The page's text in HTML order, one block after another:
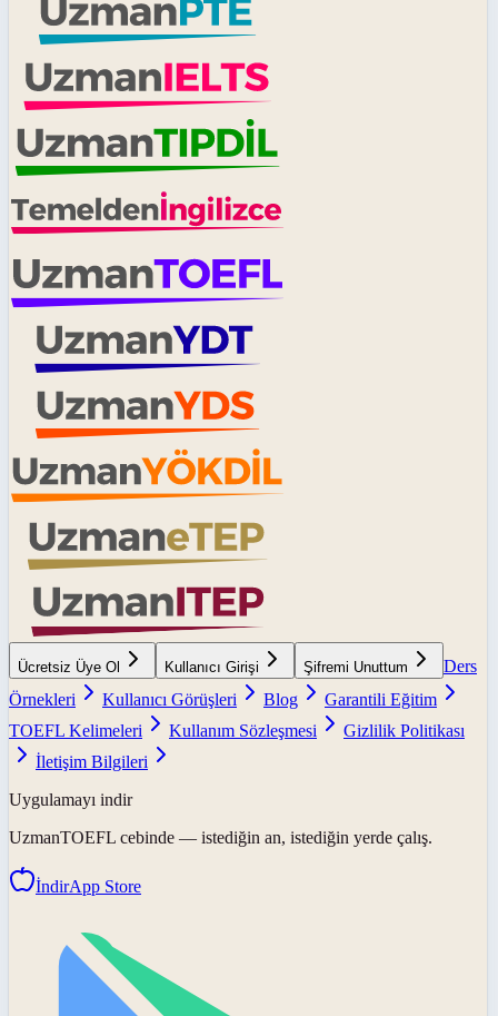
Ücretsiz Üye Ol Kullanıcı Girişi Şifremi Unuttum
Ders
Örnekleri
Kullanıcı Görüşleri Blog
Garantili Eğitim
TOEFL Kelimeleri
Kullanım Sözleşmesi
Gizlilik Politikası
İletişim Bilgileri
Uygulamayı indir
UzmanTOEFL cebinde — istediğin an, istediğin yerde çalış.
İndirApp Store